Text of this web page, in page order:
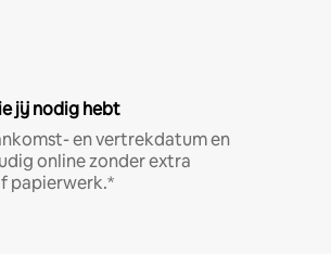
jij nodig hebt
en vertrekdatum en
online zonder extra
papierwerk.*